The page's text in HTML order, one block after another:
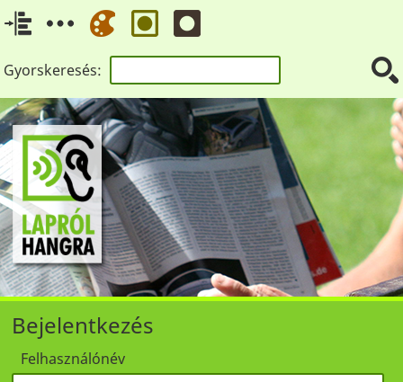
Gyorskeresés:
Bejelentkezés
Felhasználónév